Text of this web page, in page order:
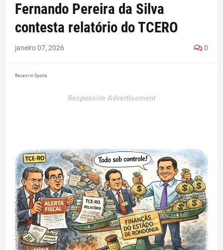
Fernando Pereira da Silva
contesta relatório do TCERO
janeiro 07, 2026 0
Recent in Sports
Responsive Advertisement